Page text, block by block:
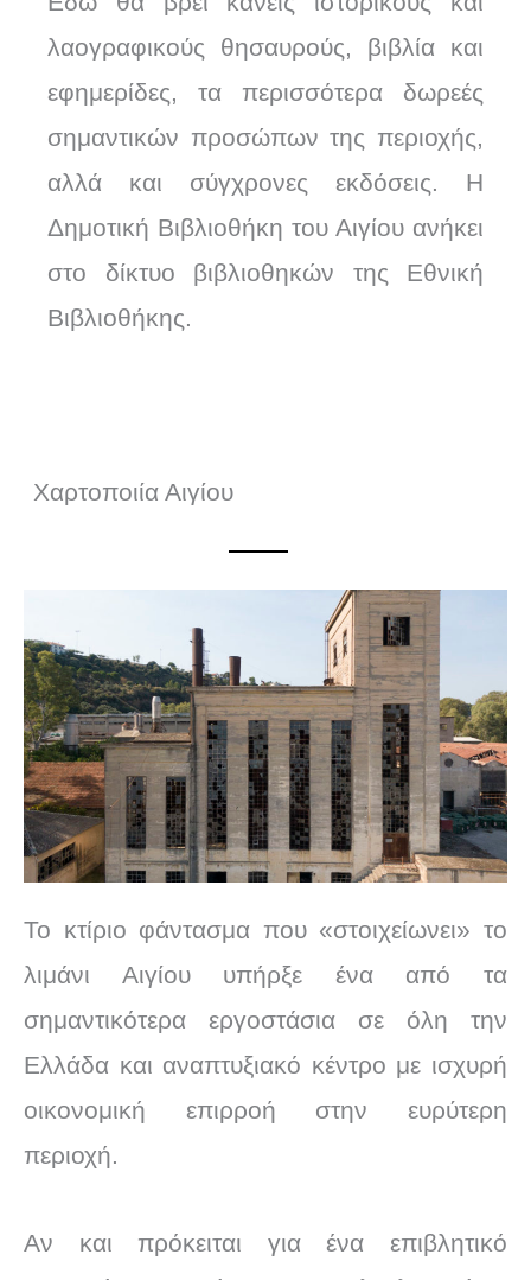
λαογραφικούς θησαυρούς, βιβλία και
εφημερίδες, τα περισσότερα δωρεές
σημαντικών προσώπων της περιοχής,
αλλά και σύγχρονες εκδόσεις. Η
Δημοτική Βιβλιοθήκη του Αιγίου ανήκει
στο δίκτυο βιβλιοθηκών της Εθνική
Βιβλιοθήκης.
Χαρτοποιία Αιγίου
Το κτίριο φάντασμα που «στοιχείωνει» το
λιμάνι Αιγίου υπήρξε ένα από τα
σημαντικότερα εργοστάσια σε όλη την
Ελλάδα και αναπτυξιακό κέντρο με ισχυρή
οικονομική επιρροή στην ευρύτερη
περιοχή.
Αν και πρόκειται για ένα επιβλητικό